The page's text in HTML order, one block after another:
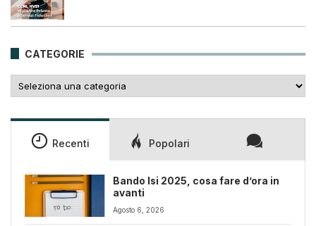
era:
è:
CATEGORIE
Recenti Popolari
Bando Isi 2025, cosa fare d’ora in
avanti
Agosto 6, 2026